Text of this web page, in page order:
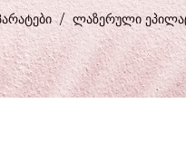
/ ᲚᲐᲖᲔᲠᲣᲚᲘ